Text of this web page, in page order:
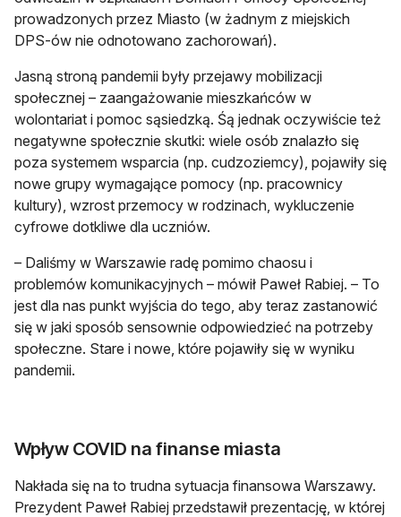
prowadzonych przez Miasto (w żadnym z miejskich
DPS-ów nie odnotowano zachorowań).
Jasną stroną pandemii były przejawy mobilizacji
społecznej – zaangażowanie mieszkańców w
wolontariat i pomoc sąsiedzką. Śą jednak oczywiście też
negatywne społecznie skutki: wiele osób znalazło się
poza systemem wsparcia (np. cudzoziemcy), pojawiły się
nowe grupy wymagające pomocy (np. pracownicy
kultury), wzrost przemocy w rodzinach, wykluczenie
cyfrowe dotkliwe dla uczniów.
– Daliśmy w Warszawie radę pomimo chaosu i
problemów komunikacyjnych – mówił Paweł Rabiej. – To
jest dla nas punkt wyjścia do tego, aby teraz zastanowić
się w jaki sposób sensownie odpowiedzieć na potrzeby
społeczne. Stare i nowe, które pojawiły się w wyniku
pandemii.
Wpływ COVID na finanse miasta
Nakłada się na to trudna sytuacja finansowa Warszawy.
Prezydent Paweł Rabiej przedstawił prezentację, w której